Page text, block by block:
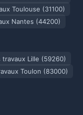
Toulouse (31100)
Nantes (44200)
travaux Lille (59260)
Toulon (83000)